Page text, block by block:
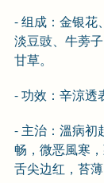
- 组成：金银花
淡豆豉、牛蒡
甘草。
- 功效：辛涼透
- 主治：溫病初
畅，微恶風寒
舌尖边红，苔